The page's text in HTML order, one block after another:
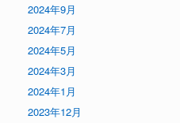
2024年9月
2024年7月
2024年5月
2024年3月
2024年1月
2023年12月